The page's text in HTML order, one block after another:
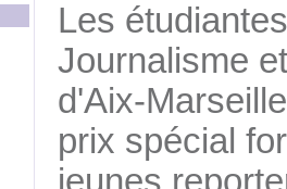
Les
Journalisme
d'Aix-
prix spécial